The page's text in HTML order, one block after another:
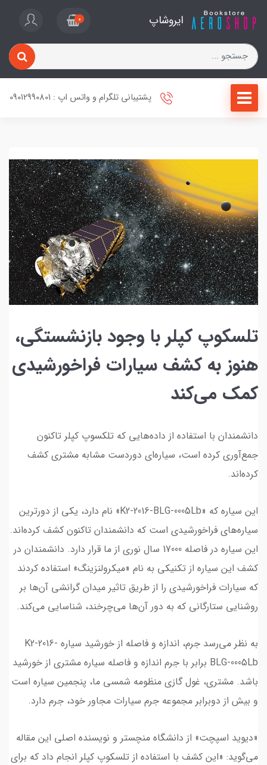
ایروشاپ 0
پشتیبانی تلگرام و واتس اپ : 09012990801
تلسکوپ کپلر با وجود بازنشستگی،
هنوز به کشف سیارات فراخورشیدی
کمک می‌کند
دانشمندان با استفاده از داده‌هایی که تلکسوپ کپلر تاکنون
جمع‌آوری کرده است، سیاره‌ای دوردست مشابه مشتری کشف
کرده‌اند.
این سیاره که «K2-2016-BLG-0005Lb» نام دارد، یکی از دورترین
سیاره‌های فراخورشیدی است که دانشمندان تاکنون کشف کرده‌اند.
این سیاره در فاصله 17000 سال نوری از ما قرار دارد. دانشمندان در
کشف این سیاره از تکنیکی به نام «میکرولنزینگ» استفاده کردند
که سیارات فراخورشیدی را از طریق تاثیر میدان گرانشی آن‌ها بر
روشنایی ستارگانی که به دور آن‌ها می‌چرخند، شناسایی می‌کند.
به نظر می‌رسد جرم، اندازه و فاصله از خورشید سیاره K2-2016-
BLG-0005Lb برابر با جرم اندازه و فاصله سیاره مشتری از خورشید
باشد. مشتری، غول گازی منظومه شمسی ما، پنجمین سیاره است
و بیش از دوبرابر مجموعه جرم سیارات مجاور خود، جرم دارد.
«دیوید اسپچت» از دانشگاه منچستر و نویسنده اصلی این مقاله
می‌گوید: «این کشف با استفاده از تلسکوپ کپلر انجام داد که برای